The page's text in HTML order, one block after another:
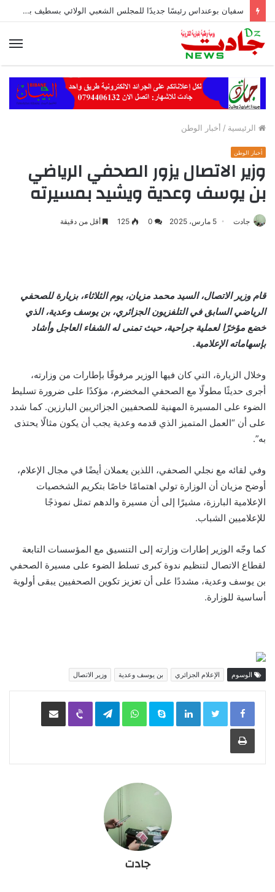
سفيان بوعنداس رئيسًا جديدًا للمجلس الشعبي الولائي بسطيف بالأغلبية
الرئيسية / أخبار الوطن
أخبار الوطن
وزير الاتصال يزور الصحفي الرياضي
بن يوسف وعدية ويشيد بمسيرته
جادت 5 مارس، 2025 0
125 أقل من دقيقة
قام وزير الاتصال، السيد محمد مزيان، يوم الثلاثاء، بزيارة للصحفي
الرياضي السابق في التلفزيون الجزائري، بن يوسف وعدية، الذي
خضع مؤخرًا لعملية جراحية، حيث تمنى له الشفاء العاجل وأشاد
بإسهاماته الإعلامية.
وخلال الزيارة، التي كان فيها الوزير مرفوقًا بإطارات من وزارته،
أجرى حديثًا مطولًا مع الصحفي المخضرم، مؤكدًا على ضرورة تسليط
الضوء على المسيرة المهنية للصحفيين الجزائريين البارزين. كما شدد
على أن “العمل المتميز الذي قدمه وعدية يجب أن يكون مثالًا يحتذى
به”.
وفي لقائه مع نجلي الصحفي، اللذين يعملان أيضًا في مجال الإعلام،
أوضح مزيان أن الوزارة تولي اهتمامًا خاصًا بتكريم الشخصيات
الإعلامية البارزة، مشيرًا إلى أن مسيرة والدهم تمثل نموذجًا
للإعلاميين الشباب.
كما وجّه الوزير إطارات وزارته إلى التنسيق مع المؤسسات التابعة
لقطاع الاتصال لتنظيم ندوة كبرى تسلط الضوء على مسيرة الصحفي
بن يوسف وعدية، مشددًا على أن تعزيز تكوين الصحفيين يبقى أولوية
أساسية للوزارة.
الوسوم الإعلام الجزائري بن يوسف وعدية وزير الاتصال
LinkedIn
Skype
WhatsApp
Telegram
Viber مشاركة عبر البريد
طباعة
جادت